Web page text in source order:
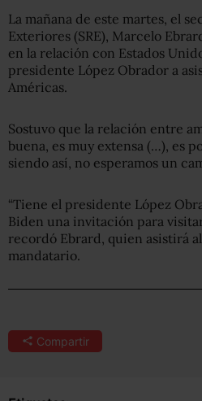
La mañana de este martes, el
Exteriores (SRE), Marcelo
en la relación con Estados
presidente López Obrador a
Américas.
Sostuvo que la relación entre
buena, es muy extensa (…), es
siendo así, no esperamos un
“Tiene el presidente López
Biden una invitación para
recordó Ebrard, quien asistirá
mandatario.
Compartir